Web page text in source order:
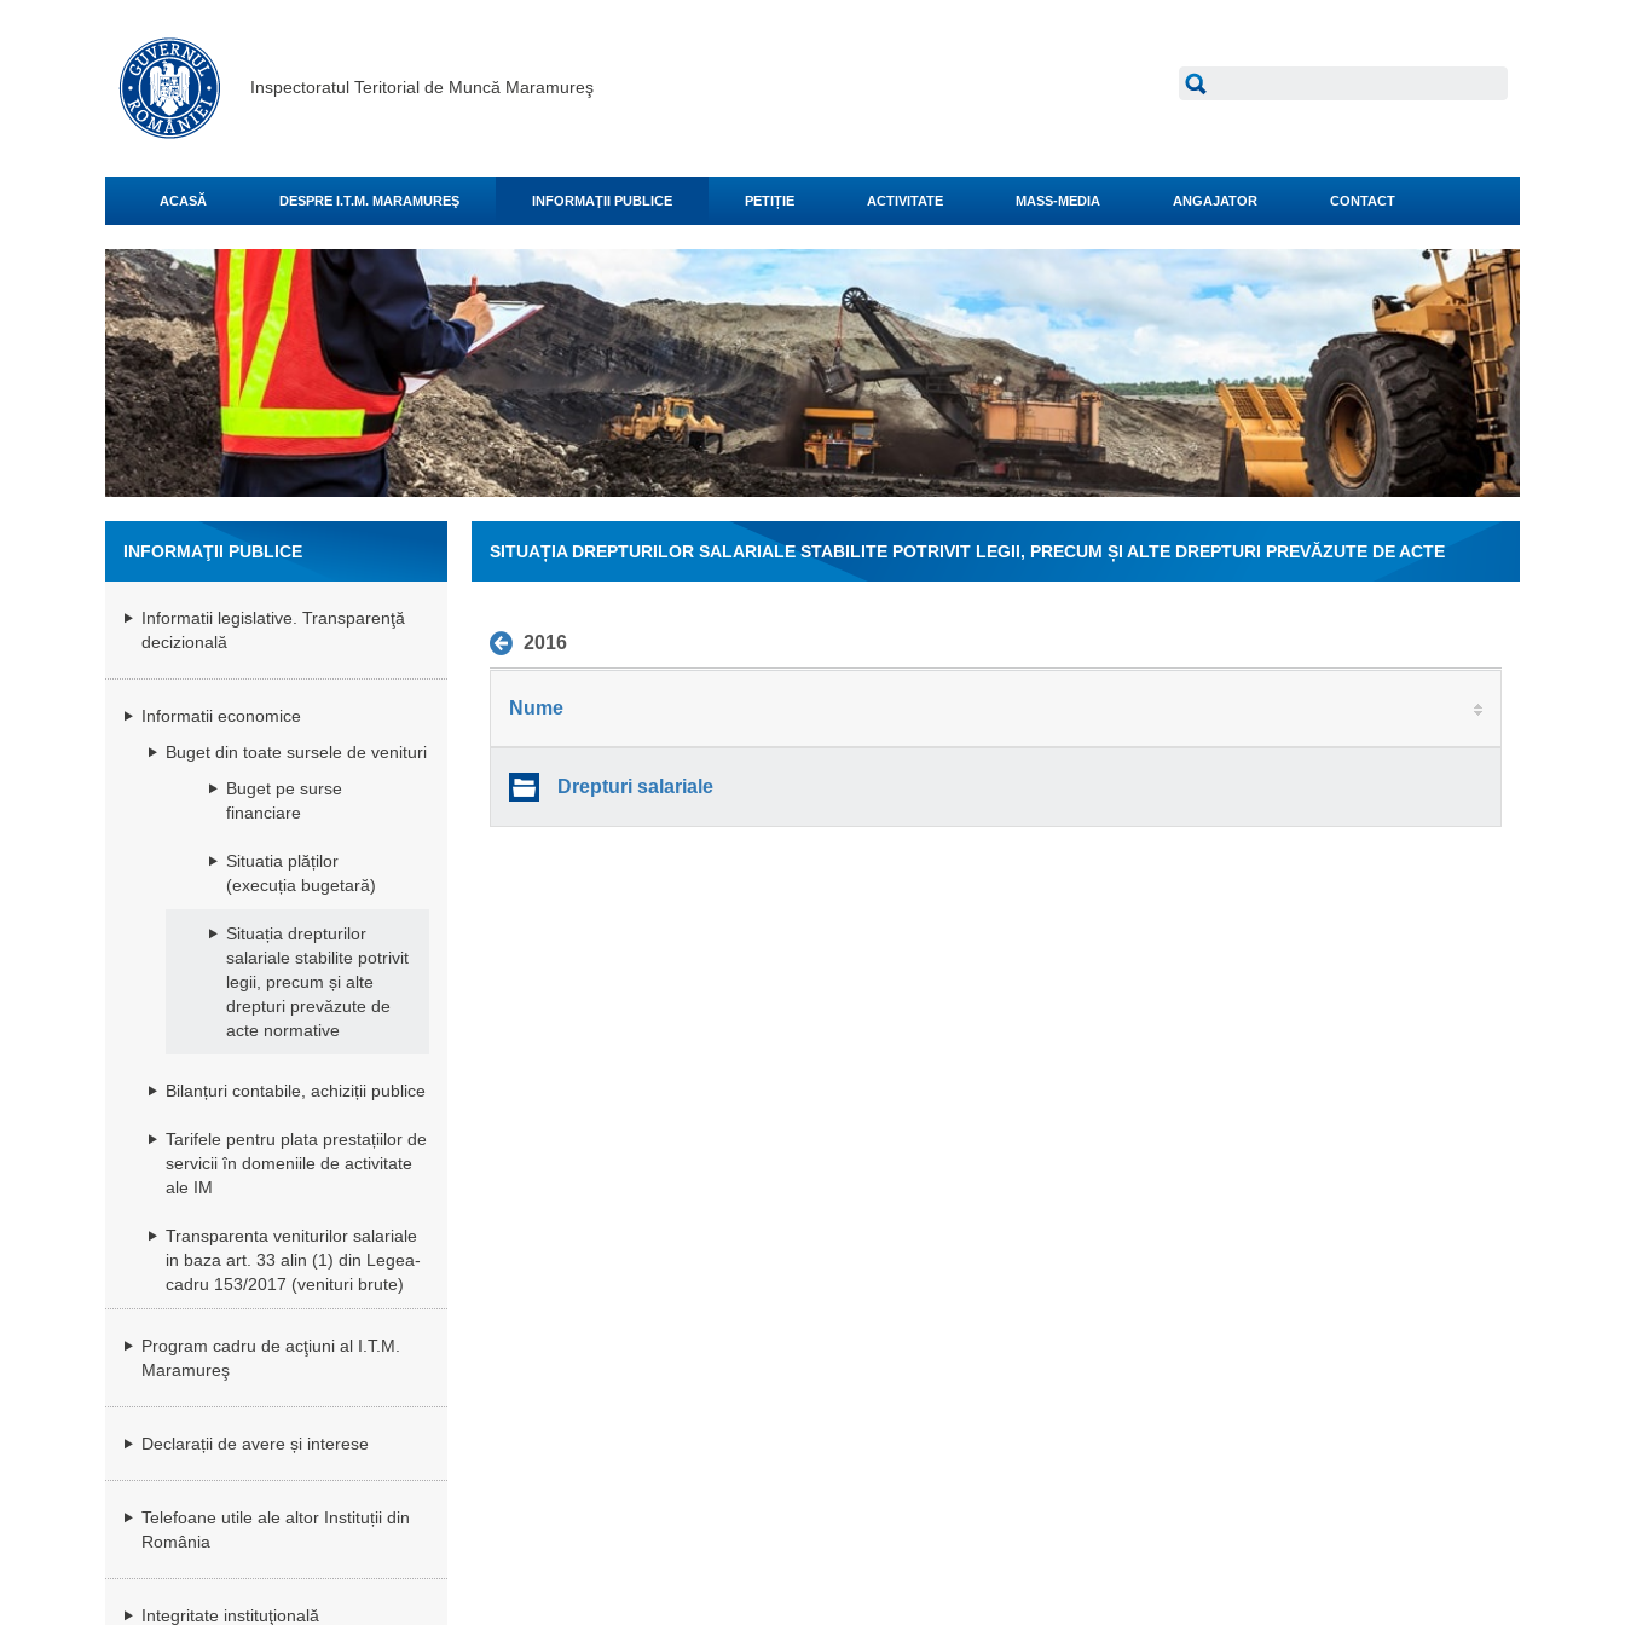
Inspectoratul Teritorial de Muncă Maramureş
ACASĂ DESPRE I.T.M. MARAMUREŞ INFORMAŢII PUBLICE PETIȚIE ACTIVITATE MASS-MEDIA ANGAJATOR CONTACT
INFORMAŢII PUBLICE
Informatii legislative. Transparenţă
decizională
Informatii economice
Buget din toate sursele de venituri
Buget pe surse
financiare
Situatia plăților
(execuția bugetară)
Situația drepturilor
salariale stabilite potrivit
legii, precum și alte
drepturi prevăzute de
acte normative
Bilanțuri contabile, achiziții publice
Tarifele pentru plata prestațiilor de
servicii în domeniile de activitate
ale IM
Transparenta veniturilor salariale
in baza art. 33 alin (1) din Legea-
cadru 153/2017 (venituri brute)
Program cadru de acţiuni al I.T.M.
Maramureş
Declarații de avere și interese
Telefoane utile ale altor Instituții din
România
Integritate instituţională
SITUAȚIA DREPTURILOR SALARIALE STABILITE POTRIVIT LEGII, PRECUM ȘI ALTE DREPTURI PREVĂZUTE DE ACTE
2016
Nume
Drepturi salariale